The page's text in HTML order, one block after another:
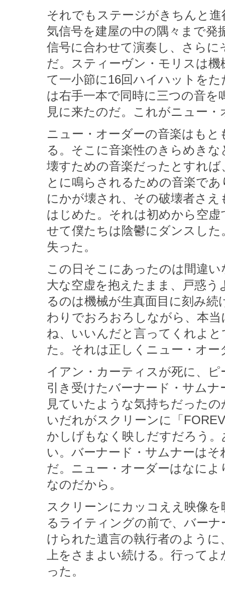
それでもステージがきちんと
気信号を建屋の中の隅々まで
信号に合わせて演奏し、さら
だ。スティーヴン・モリスは
て一小節に16回ハイハットを
は右手一本で同時に三つの音
見に来たのだ。これがニュー・
ニュー・オーダーの音楽はも
る。そこに音楽性のきらめき
壊すための音楽だったとすれ
とに鳴らされるための音楽で
にかが壊され、その破壊者さ
はじめた。それは初めから空
せて僕たちは陰鬱にダンスし
失った。
この日そこにあったのは間違
大な空虚を抱えたまま、戸惑
るのは機械が生真面目に刻み
わりでおろおろしながら、本
ね、いいんだと言ってくれよ
た。それは正しくニュー・オー
イアン・カーティスが死に、
引き受けたバーナード・サム
見ていたような気持ちだった
いだれがスクリーンに「
かしげもなく映しだすだろう
い。バーナード・サムナーは
だ。ニュー・オーダーはなに
なのだから。
スクリーンにカッコええ映像
るライティングの前で、バー
けられた遺言の執行者のよう
上をさまよい続ける。行って
った。